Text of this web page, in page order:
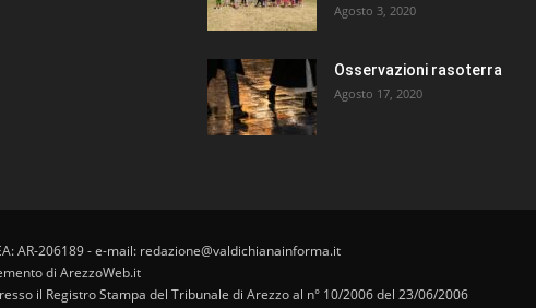
Agosto 3, 2020
Osservazioni rasoterra
Agosto 17, 2020
AR-206189 - e-mail: redazione@valdichianainforma.it
di ArezzoWeb.it
il Registro Stampa del Tribunale di Arezzo al n° 10/2006 del 23/06/2006